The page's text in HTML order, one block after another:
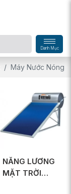
Danh Mục
Máy Nước Nóng
NĂNG LƯƠNG
MẶT TRỜI